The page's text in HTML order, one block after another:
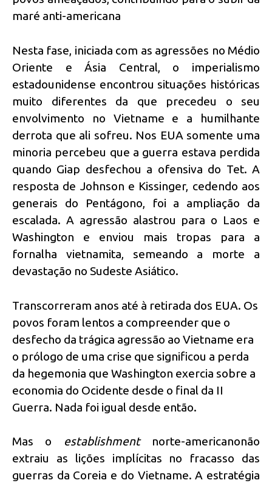
maré anti-americana
Nesta fase, iniciada com as agressões no Médio
Oriente e Ásia Central, o imperialismo
estadounidense encontrou situações históricas
muito diferentes da que precedeu o seu
envolvimento no Vietname e a humilhante
derrota que ali sofreu. Nos EUA somente uma
minoria percebeu que a guerra estava perdida
quando Giap desfechou a ofensiva do Tet. A
resposta de Johnson e Kissinger, cedendo aos
generais do Pentágono, foi a ampliação da
escalada. A agressão alastrou para o Laos e
Washington e enviou mais tropas para a
fornalha vietnamita, semeando a morte a
devastação no Sudeste Asiático.
Transcorreram anos até à retirada dos EUA. Os
povos foram lentos a compreender que o
desfecho da trágica agressão ao Vietname era
o prólogo de uma crise que significou a perda
da hegemonia que Washington exercia sobre a
economia do Ocidente desde o final da II
Guerra. Nada foi igual desde então.
Mas o establishment norte-americanonão
extraiu as lições implícitas no fracasso das
guerras da Coreia e do Vietname. A estratégia